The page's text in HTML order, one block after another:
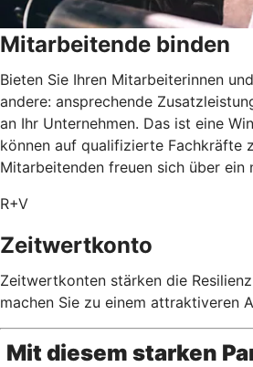
Mitarbeitende binden
Bieten Sie Ihren Mitarbeiterinnen
andere: ansprechende
an Ihr Unternehmen. Das ist eine
können auf qualifizierte Fachkräfte
Mitarbeitenden freuen sich über ein
R+V
Zeitwertkonto
Zeitwertkonten stärken die
machen Sie zu einem attraktiveren
Mit diesem starken